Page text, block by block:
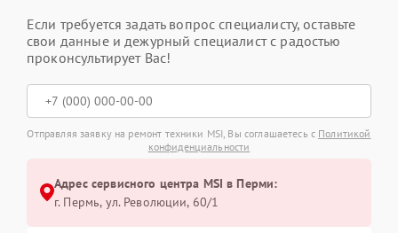
Если требуется задать вопрос специалисту, оставьте
свои данные и дежурный специалист с радостью
проконсультирует Вас!
Отправляя заявку на ремонт техники MSI, Вы соглашаетесь с Политикой
конфиденциальности
Адрес сервисного центра MSI в Перми:
г. Пермь, ул. ​Революции, 60/1